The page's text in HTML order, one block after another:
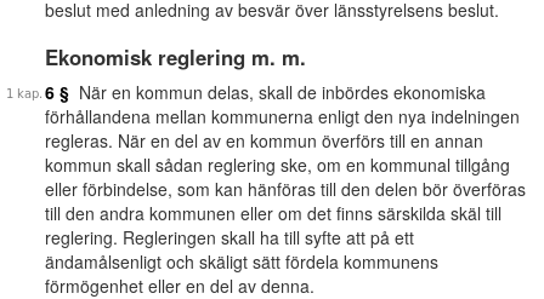
beslut med anledning av besvär över länsstyrelsens beslut.
Ekonomisk reglering m. m.
6 § När en kommun delas, skall de inbördes ekonomiska
förhållandena mellan kommunerna enligt den nya indelningen
regleras. När en del av en kommun överförs till en annan
kommun skall sådan reglering ske, om en kommunal tillgång
eller förbindelse, som kan hänföras till den delen bör överföras
till den andra kommunen eller om det finns särskilda skäl till
reglering. Regleringen skall ha till syfte att på ett
ändamålsenligt och skäligt sätt fördela kommunens
förmögenhet eller en del av denna.